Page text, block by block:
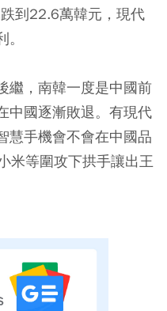
到22.6萬韓元，現代
繼，南韓一度是中國前
中國逐漸敗退。有現代
慧手機會不會在中國品
米等圍攻下拱手讓出王